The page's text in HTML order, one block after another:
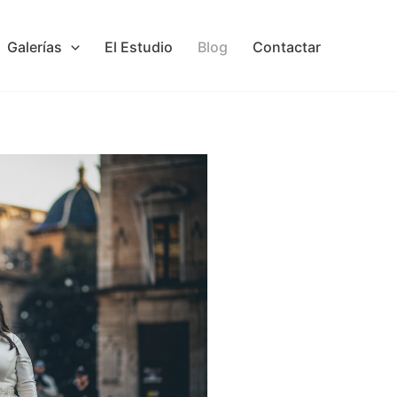
Galerías El Estudio Blog Contactar